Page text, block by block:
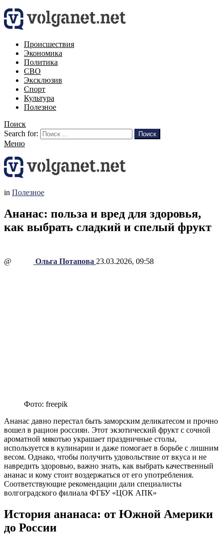
Происшествия
Экономика
Политика
СВО
Эксклюзив
Спорт
Культура
Полезное
Поиск
Search for:
Поиск
Меню
in Полезное
Ананас: польза и вред для здоровья,
как выбрать сладкий и спелый фрукт
@ Ольга Потапова 23.03.2026, 09:58
Фото: freepik
Ананас давно перестал быть заморским деликатесом и прочно
вошел в рацион россиян. Этот экзотический фрукт с сочной
ароматной мякотью украшает праздничные столы,
используется в кулинарии и даже помогает в борьбе с лишним
весом. Однако, чтобы получить удовольствие от вкуса и не
навредить здоровью, важно знать, как выбрать качественный
ананас и кому стоит воздержаться от его употребления.
Соответствующие рекомендации дали специалисты
волгоградского филиала ФГБУ «ЦОК АПК»
История ананаса: от Южной Америки
до России